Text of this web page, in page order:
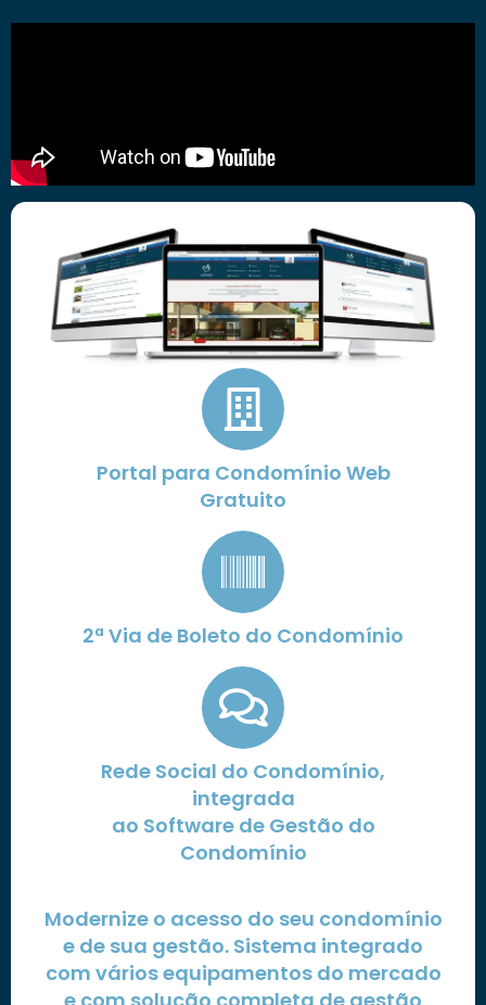
Portal para Condomínio Web
Gratuito
2ª Via de Boleto do Condomínio
Rede Social do Condomínio,
integrada
ao Software de Gestão do
Condomínio
Modernize o acesso do seu condomínio
e de sua gestão. Sistema integrado
com vários equipamentos do mercado